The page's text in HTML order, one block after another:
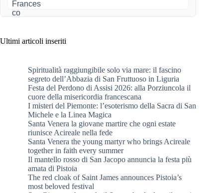
Ultimi articoli inseriti
Spiritualità raggiungibile solo via mare: il fascino
segreto dell’Abbazia di San Fruttuoso in Liguria
Festa del Perdono di Assisi 2026: alla Porziuncola il
cuore della misericordia francescana
I misteri del Piemonte: l’esoterismo della Sacra di San
Michele e la Linea Magica
Santa Venera la giovane martire che ogni estate
riunisce Acireale nella fede
Santa Venera the young martyr who brings Acireale
together in faith every summer
Il mantello rosso di San Jacopo annuncia la festa più
amata di Pistoia
The red cloak of Saint James announces Pistoia’s
most beloved festival